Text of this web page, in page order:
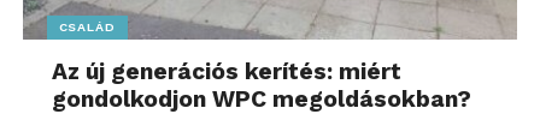
CSALÁD
Az új generációs kerítés: miért
gondolkodjon WPC megoldásokban?